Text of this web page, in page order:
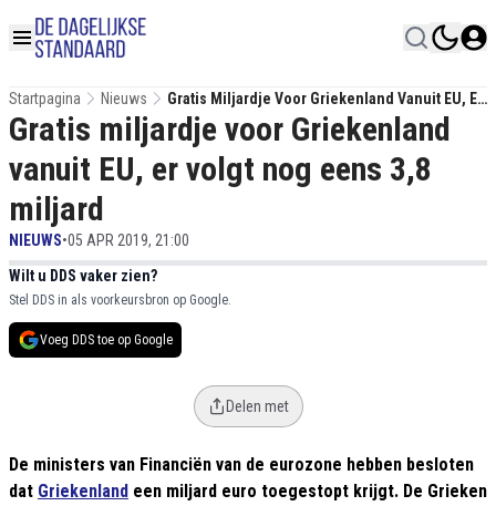
Startpagina Nieuws
Gratis Miljardje Voor Griekenland Vanuit EU, Er
Volgt Nog Eens 3,8 Miljard
Gratis miljardje voor Griekenland
vanuit EU, er volgt nog eens 3,8
miljard
NIEUWS•05 APR 2019, 21:00
Wilt u DDS vaker zien?
Stel DDS in als voorkeursbron op Google.
Voeg DDS toe op Google
Delen met
De ministers van Financiën van de eurozone hebben besloten
dat Griekenland een miljard euro toegestopt krijgt. De Grieken